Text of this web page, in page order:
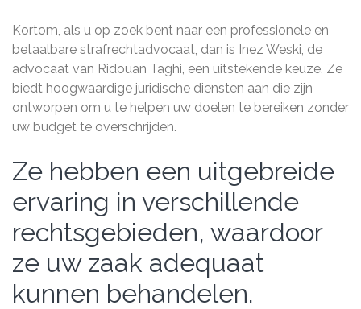
Kortom, als u op zoek bent naar een professionele en
betaalbare strafrechtadvocaat, dan is Inez Weski, de
advocaat van Ridouan Taghi, een uitstekende keuze. Ze
biedt hoogwaardige juridische diensten aan die zijn
ontworpen om u te helpen uw doelen te bereiken zonder
uw budget te overschrijden.
Ze hebben een uitgebreide
ervaring in verschillende
rechtsgebieden, waardoor
ze uw zaak adequaat
kunnen behandelen.